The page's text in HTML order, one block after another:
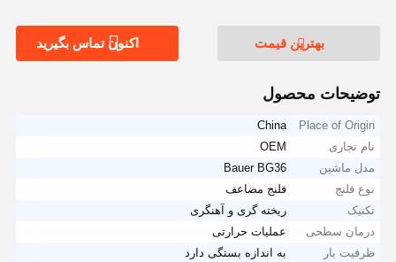
بهترین قیمت اکنون تماس بگیرید
توضیحات محصول
Place of Origin
China
نام تجاری
OEM
مدل ماشین
Bauer BG36
نوع فلنج
فلنج مضاعف
تکنیک
ریخته گری و آهنگری
درمان سطحی
عملیات حرارتی
ظرفیت بار
به اندازه بستگی دارد